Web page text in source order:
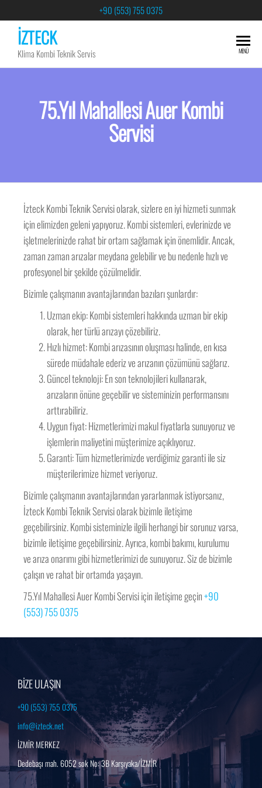
+90 (553) 755 0375
İZTECK
Klima Kombi Teknik Servis MENÜ
75.Yıl Mahallesi Auer Kombi
Servisi
İzteck Kombi Teknik Servisi olarak, sizlere en iyi hizmeti sunmak
için elimizden geleni yapıyoruz. Kombi sistemleri, evlerinizde ve
işletmelerinizde rahat bir ortam sağlamak için önemlidir. Ancak,
zaman zaman arızalar meydana gelebilir ve bu nedenle hızlı ve
profesyonel bir şekilde çözülmelidir.
Bizimle çalışmanın avantajlarından bazıları şunlardır:
Uzman ekip: Kombi sistemleri hakkında uzman bir ekip
olarak, her türlü arızayı çözebiliriz.
Hızlı hizmet: Kombi arızasının oluşması halinde, en kısa
sürede müdahale ederiz ve arızanın çözümünü sağlarız.
Güncel teknoloji: En son teknolojileri kullanarak,
arızaların önüne geçebilir ve sisteminizin performansını
arttırabiliriz.
Uygun fiyat: Hizmetlerimizi makul fiyatlarla sunuyoruz ve
işlemlerin maliyetini müşterimize açıklıyoruz.
Garanti: Tüm hizmetlerimizde verdiğimiz garanti ile siz
müşterilerimize hizmet veriyoruz.
Bizimle çalışmanın avantajlarından yararlanmak istiyorsanız,
İzteck Kombi Teknik Servisi olarak bizimle iletişime
geçebilirsiniz. Kombi sisteminizle ilgili herhangi bir sorunuz varsa,
bizimle iletişime geçebilirsiniz. Ayrıca, kombi bakımı, kurulumu
ve arıza onarımı gibi hizmetlerimizi de sunuyoruz. Siz de bizimle
çalışın ve rahat bir ortamda yaşayın.
75.Yıl Mahallesi Auer Kombi Servisi için iletişime geçin+90
(553) 755 0375
BİZE ULAŞIN
+90 (553) 755 0375
info@izteck.net
İZMİR MERKEZ
Dedebaşı mah. 6052 sok No: 3B Karşıyaka/İZMİR